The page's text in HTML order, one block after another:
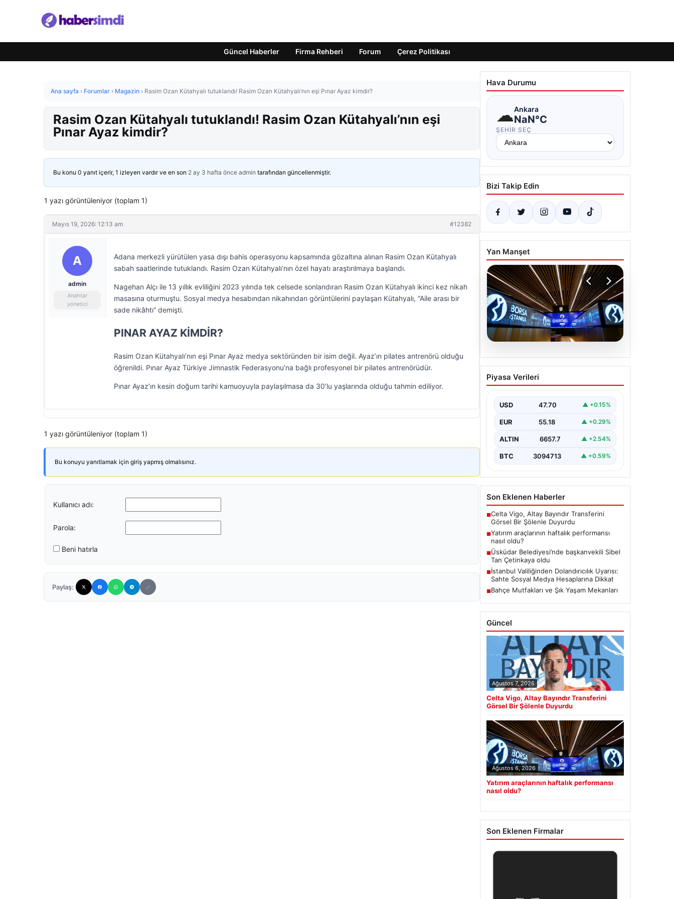
Güncel Haberler Firma Rehberi Forum Çerez Politikası
Ana sayfa › Forumlar › Magazin › Rasim Ozan Kütahyalı tutuklandı! Rasim Ozan Kütahyalı’nın eşi Pınar Ayaz kimdir?
Rasim Ozan Kütahyalı tutuklandı! Rasim Ozan Kütahyalı’nın eşi
Pınar Ayaz kimdir?
Bu konu 0 yanıt içerir, 1 izleyen vardır ve en son 2 ay 3 hafta önce admin tarafından güncellenmiştir.
1 yazı görüntüleniyor (toplam 1)
Mayıs 19, 2026: 12:13 am #12382
A
admin
Anahtar
yönetici
Adana merkezli yürütülen yasa dışı bahis operasyonu kapsamında gözaltına alınan Rasim Ozan Kütahyalı
sabah saatlerinde tutuklandı. Rasim Ozan Kütahyalı’nın özel hayatı araştırılmaya başlandı.
Nagehan Alçı ile 13 yıllık evliliğini 2023 yılında tek celsede sonlandıran Rasim Ozan Kütahyalı ikinci kez nikah
masasına oturmuştu. Sosyal medya hesabından nikahından görüntülerini paylaşan Kütahyalı, “Aile arası bir
sade nikâhtı” demişti.
PINAR AYAZ KİMDİR?
Rasim Ozan Kütahyalı’nın eşi Pınar Ayaz medya sektöründen bir isim değil. Ayaz’ın pilates antrenörü olduğu
öğrenildi. Pınar Ayaz Türkiye Jimnastik Federasyonu’na bağlı profesyonel bir pilates antrenörüdür.
Pınar Ayaz’ın kesin doğum tarihi kamuoyuyla paylaşılmasa da 30’lu yaşlarında olduğu tahmin ediliyor.
1 yazı görüntüleniyor (toplam 1)
Bu konuyu yanıtlamak için giriş yapmış olmalısınız.
Kullanıcı adı:
Parola:
Beni hatırla
Paylaş:
Hava Durumu
☁Ankara
NaN°C
ŞEHIR SEÇ
Bizi Takip Edin
Yan Manşet
Yatırım araçlarının haftalık
performansı nasıl oldu?
Piyasa Verileri
USD 47.70 ▲ +0.15%
EUR 55.18 ▲ +0.29%
ALTIN 6657.7 ▲ +2.54%
BTC 3094713 ▲ +0.59%
Son Eklenen Haberler
■Celta Vigo, Altay Bayındır Transferini
Görsel Bir Şölenle Duyurdu
■Yatırım araçlarının haftalık performansı
nasıl oldu?
■Üsküdar Belediyesi’nde başkanvekili Sibel
Tan Çetinkaya oldu
■İstanbul Valiliğinden Dolandırıcılık Uyarısı:
Sahte Sosyal Medya Hesaplarına Dikkat
■Bahçe Mutfakları ve Şık Yaşam Mekanları
Güncel
Ağustos 7, 2026
Celta Vigo, Altay Bayındır Transferini
Görsel Bir Şölenle Duyurdu
Ağustos 6, 2026
Yatırım araçlarının haftalık performansı
nasıl oldu?
Son Eklenen Firmalar